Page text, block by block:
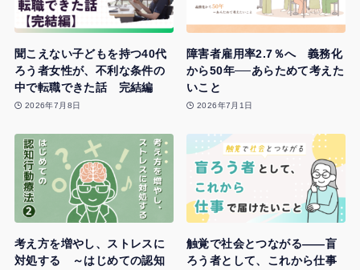
聞こえない子どもを持つ40代
ろう者女性が、不利な条件の
中で転職できた話 完結編
2026年7月8日
障害者雇用率2.7％へ 義務化
から50年──あらためて考えた
いこと
2026年7月1日
考え方を増やし、ストレスに
対処する ～はじめての認知
触覚で社会とつながる——盲
ろう者として、これから仕事